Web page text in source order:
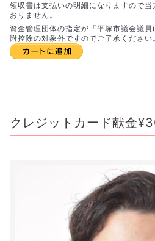
領収書は支払いの明細になりますので
おりません。
資金管理団体の指定が「平塚市議会議
附控除の対象外ですのでご了承ください
クレジットカード献金